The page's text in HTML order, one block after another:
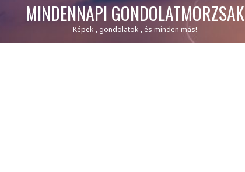
MINDENNAPI GONDOLATMORZSÁK
Képek-, gondolatok-, és minden más!